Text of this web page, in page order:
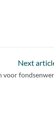
Next
voor